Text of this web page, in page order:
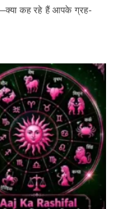
कह रहे हैं आपके ग्रह-